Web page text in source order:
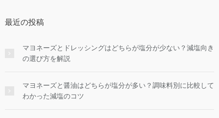
最近の投稿
マヨネーズとドレッシングはどちらが塩分が少ない？減塩向き
の選び方を解説
マヨネーズと醤油はどちらが塩分が多い？調味料別に比較して
わかった減塩のコツ